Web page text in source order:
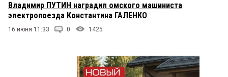
Владимир ПУТИН наградил омского машиниста
электропоезда Константина ГАЛЕНКО
16 июня 11:33 0 1425